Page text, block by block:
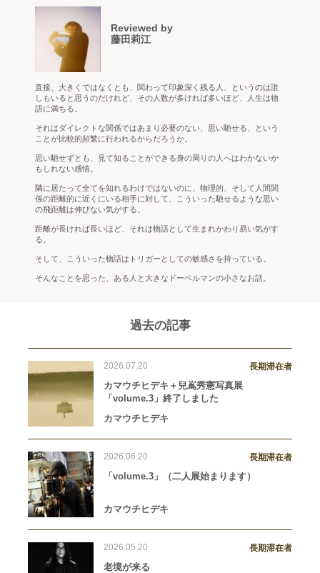
Reviewed by
藤田莉江
直接、大きくではなくとも、関わって印象深く残る人、というのは誰
しもいると思うのだけれど、その人数が多ければ多いほど、人生は物
語に満ちる。
それはダイレクトな関係ではあまり必要のない、思い馳せる、という
ことが比較的頻繁に行われるからだろうか。
思い馳せずとも、見て知ることができる身の周りの人へはわかないか
もしれない感情。
隣に居たって全てを知れるわけではないのに、物理的、そして人間関
係の距離的に近くにいる相手に対して、こういった馳せるような思い
の飛距離は伸びない気がする。
距離が長ければ長いほど、それは物語として生まれかわり易い気がす
る。
そして、こういった物語はトリガーとしての敏感さを持っている。
そんなことを思った、ある人と大きなドーベルマンの小さなお話。
過去の記事
2026.07.20 長期滞在者
カマウチヒデキ＋兒嶌秀憲写真展
「volume.3」終了しました
カマウチヒデキ
2026.06.20 長期滞在者
「volume.3」（二人展始まります）
カマウチヒデキ
2026.05.20 長期滞在者
老境が来る